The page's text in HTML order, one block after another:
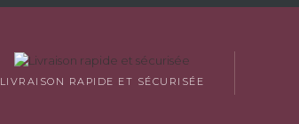
LIVRAISON RAPIDE ET SÉCURISÉE